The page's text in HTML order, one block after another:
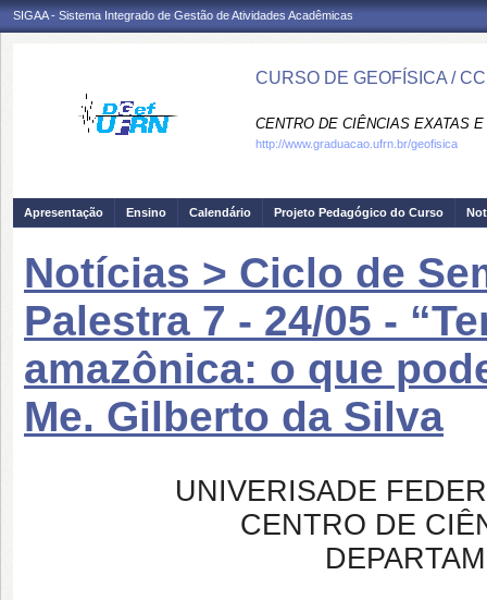
SIGAA - Sistema Integrado de Gestão de Atividades Acadêmicas
CURSO DE GEOFÍSICA /
CENTRO DE CIÊNCIAS EXATAS
http://www.graduacao.ufrn.br/geofisica
Apresentação Ensino Calendário Projeto Pedagógico do Curso
Notícias > Ciclo de
Palestra 7 - 24/05 -
amazônica: o que
Me. Gilberto da Silva
UNIVERISADE
CENTRO DE